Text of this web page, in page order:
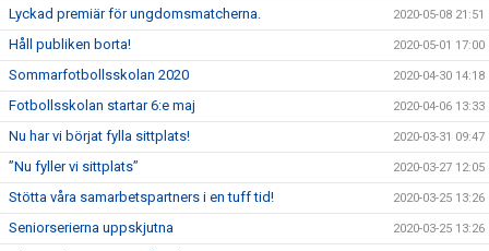
Lyckad premiär för ungdomsmatcherna. 2020-05-08 21:51
Håll publiken borta! 2020-05-01 17:00
Sommarfotbollsskolan 2020 2020-04-30 14:18
Fotbollsskolan startar 6:e maj 2020-04-06 13:33
Nu har vi börjat fylla sittplats! 2020-03-31 09:47
”Nu fyller vi sittplats” 2020-03-27 12:05
Stötta våra samarbetspartners i en tuff tid! 2020-03-25 13:26
Seniorserierna uppskjutna 2020-03-25 13:26